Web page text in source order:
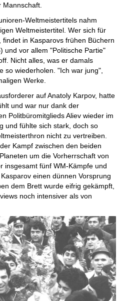
Weltmeistertitels nahm
Weltmeistertitel. Wer sich für
in Kasparovs frühen Büchern
und vor allem "Politische Partie"
Nicht alles, was er damals
so wiederholen. "Ich war jung",
Werke.
auf Anatoly Karpov, hatte
und war nur dank der
Politbüromitglieds Aliev wieder im
und fühlte sich stark, doch so
nicht zu vertreiben.
Kampf zwischen den beiden
um die Vorherrschaft von
insgesamt fünf WM-Kämpfe und
einen dünnen Vorsprung
dem Brett wurde eifrig gekämpft,
noch intensiver als von